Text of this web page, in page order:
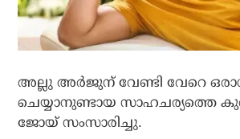
അല്ലു അര്‍ജുന് വേണ്ടി വേറെ
ചെയ്യാനുണ്ടായ സാഹചര്യത്തെ
ജോയ് സംസാരിച്ചു.